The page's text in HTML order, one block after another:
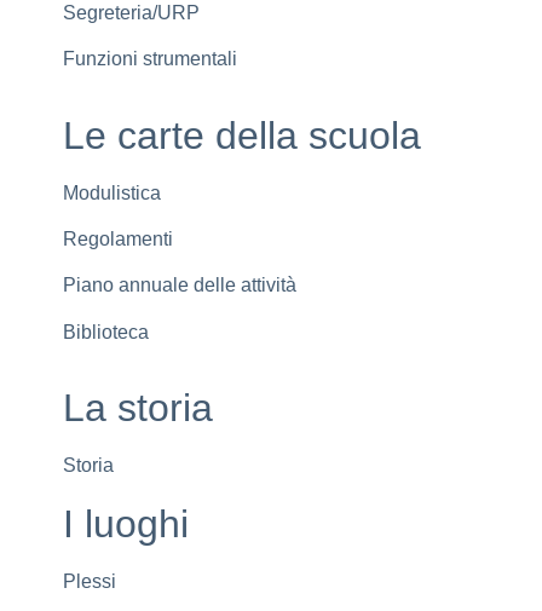
Segreteria/URP
Funzioni strumentali
Le carte della scuola
Modulistica
Regolamenti
Piano annuale delle attività
Biblioteca
La storia
Storia
I luoghi
Plessi